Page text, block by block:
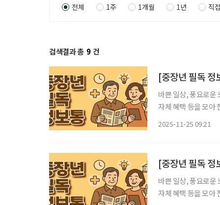
전체 1주 1개월 1년 직
검색결과 총 9 건
[중장년 필독 정
바쁜 일상, 풍요로운
자체 혜택 등을 모아 전달 드립니다. 서울시, 약자 돕
2025-11-25 09:21
[중장년 필독
바쁜 일상, 풍요로운
자체 혜택 등을 모아 전달 드립니다. 중랑구, 어르신